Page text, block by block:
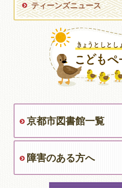
ティーンズニュース
京都市図書館一覧
障害のある方へ